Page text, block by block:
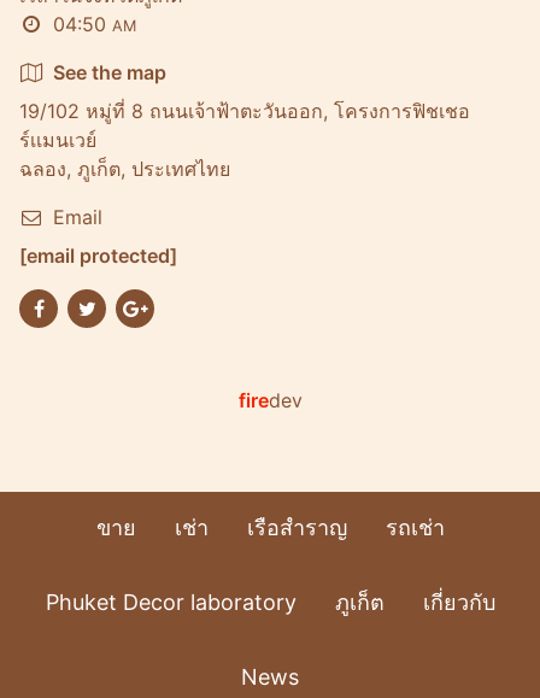
04:50 AM
See the map
19/102 หมู่ที่ 8 ถนนเจ้าฟ้าตะวันออก, โครงการฟิชเชอ
ร์เเมนเวย์
ฉลอง, ภูเก็ต, ประเทศไทย
Email
[email protected]
firedev
ขาย เช่า เรือสำราญ รถเช่า
Phuket Decor laboratory ภูเก็ต เกี่ยวกับ
News